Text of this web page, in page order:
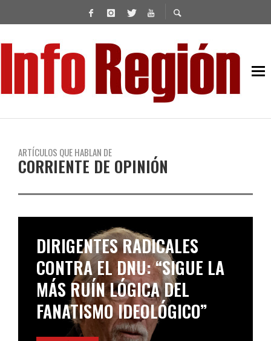
ARTÍCULOS QUE HABLAN DE
CORRIENTE DE OPINIÓN
DIRIGENTES RADICALES
CONTRA EL DNU: “SIGUE LA
MÁS RUÍN LÓGICA DEL
FANATISMO IDEOLÓGICO”